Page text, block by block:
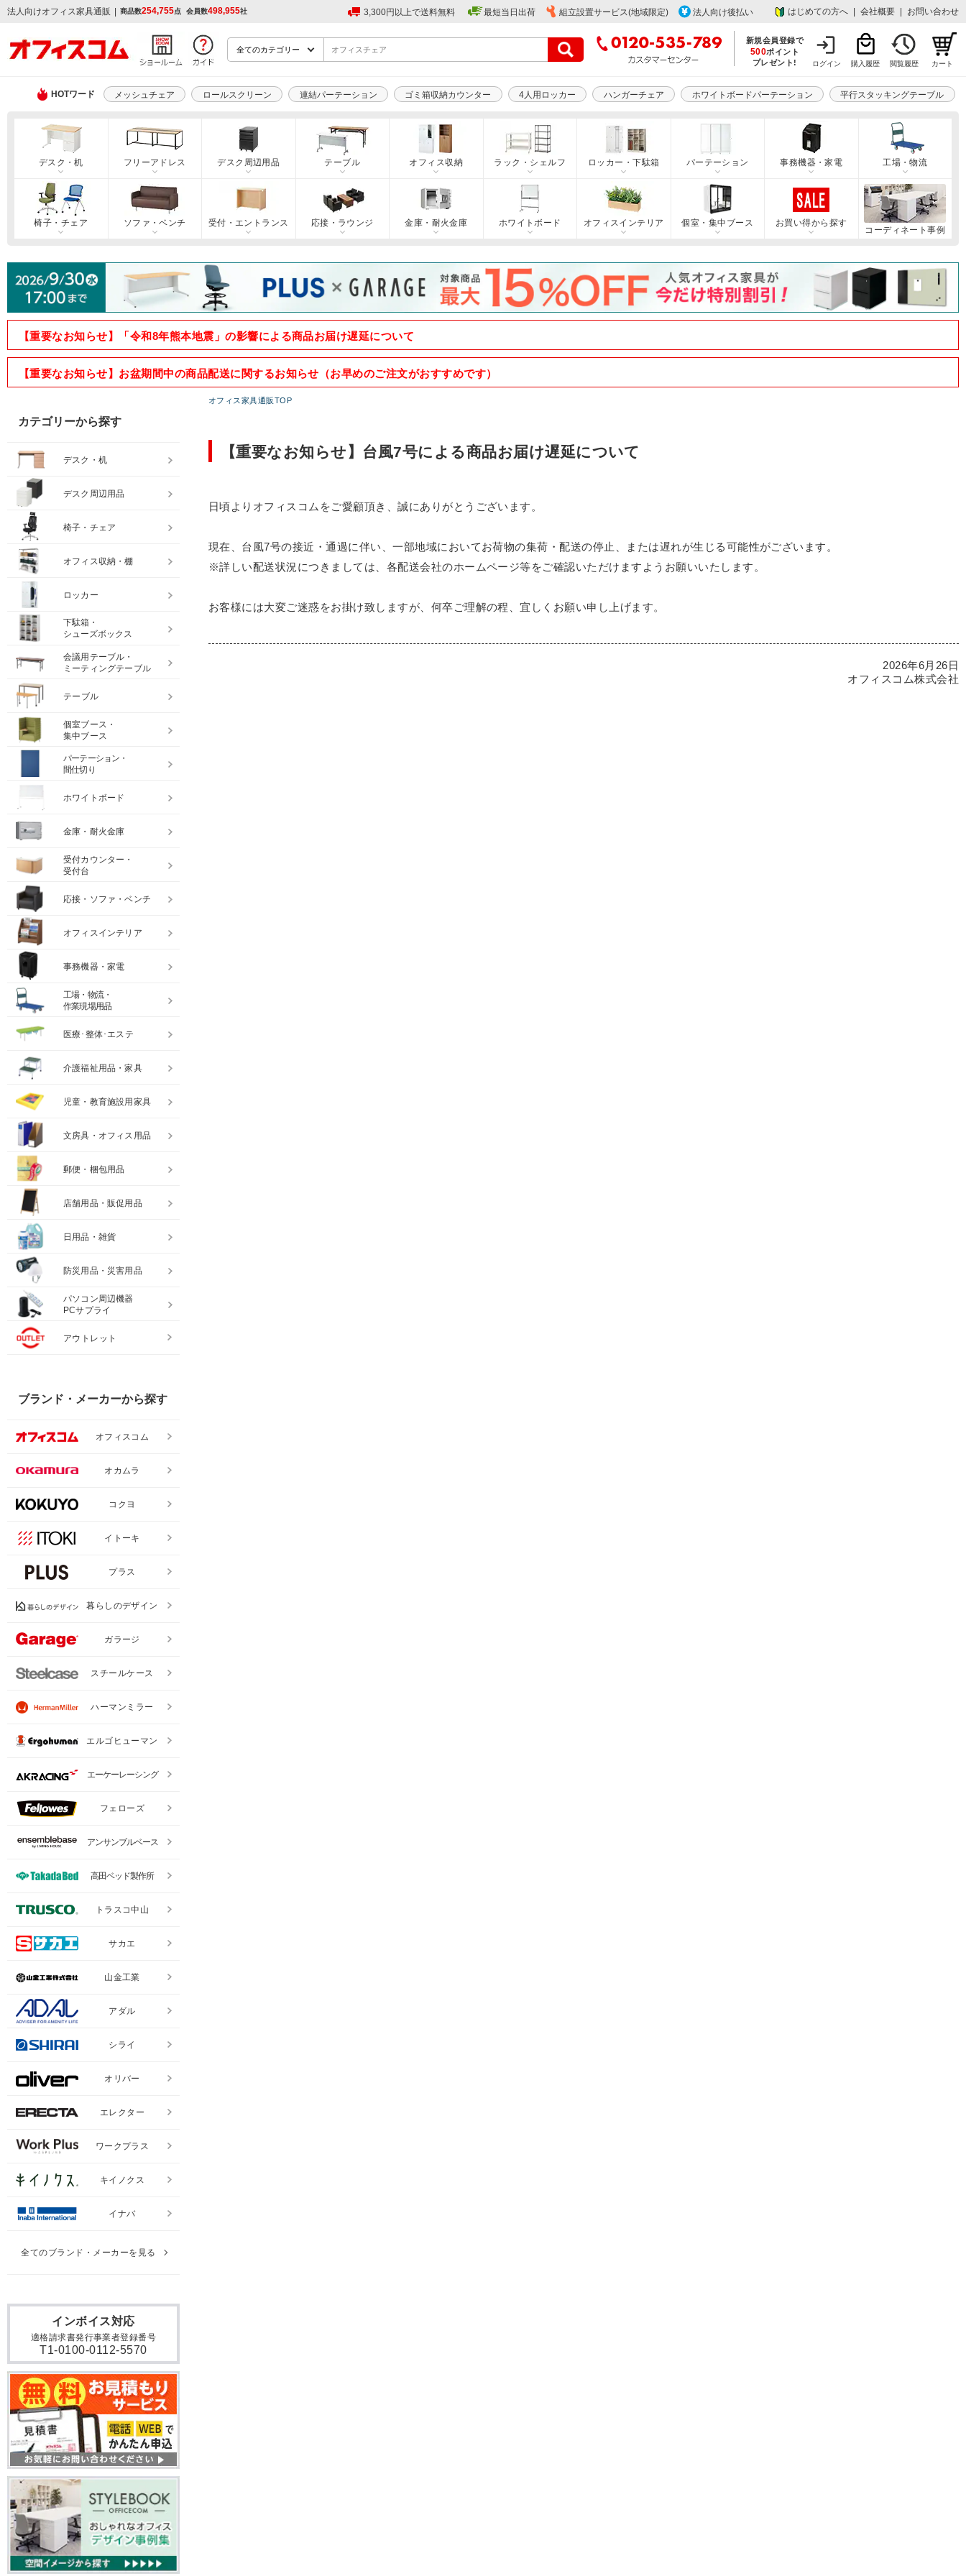
法人向けオフィス家具通販 | 商品数254,755点 会員数498,955社 3,300円以上で送料無料 最短当日出荷 組立設置サービス(地域限定) 法人向け後払い はじめての方へ 会社概要 お問い合わせ
新規会員登録で
500ポイント
プレゼント!
ログイン 購入履歴 閲覧履歴 カート
HOTワード メッシュチェア ロールスクリーン 連結パーテーション ゴミ箱収納カウンター 4人用ロッカー ハンガーチェア ホワイトボードパーテーション 平行スタッキングテーブル
デスク・机 フリーアドレス デスク周辺用品 テーブル オフィス収納 ラック・シェルフ ロッカー・下駄箱 パーテーション 事務機器・家電 工場・物流
椅子・チェア ソファ・ベンチ 受付・エントランス 応接・ラウンジ 金庫・耐火金庫 ホワイトボード オフィスインテリア 個室・集中ブース
お買い得から探す
コーディネート事例
【重要なお知らせ】「令和8年熊本地震」の影響による商品お届け遅延について
【重要なお知らせ】お盆期間中の商品配送に関するお知らせ（お早めのご注文がおすすめです）
オフィス家具通販TOP
【重要なお知らせ】台風7号による商品お届け遅延について
日頃よりオフィスコムをご愛顧頂き、誠にありがとうございます。
現在、台風7号の接近・通過に伴い、一部地域においてお荷物の集荷・配送の停止、または遅れが生じる可能性がございます。
※詳しい配送状況につきましては、各配送会社のホームページ等をご確認いただけますようお願いいたします。
お客様には大変ご迷惑をお掛け致しますが、何卒ご理解の程、宜しくお願い申し上げます。
2026年6月26日
オフィスコム株式会社
インボイス対応
適格請求書発行事業者登録番号
T1-0100-0112-5570
カテゴリーから探す
デスク・机
デスク周辺用品
椅子・チェア
オフィス収納・棚
ロッカー
下駄箱・
シューズボックス
会議用テーブル・
ミーティングテーブル
テーブル
個室ブース・
集中ブース
パーテーション・
間仕切り
ホワイトボード
金庫・耐火金庫
受付カウンター・
受付台
応接・ソファ・ベンチ
オフィスインテリア
事務機器・家電
工場・物流・
作業現場用品
医療･整体･エステ
介護福祉用品・家具
児童・教育施設用家具
文房具・オフィス用品
郵便・梱包用品
店舗用品・販促用品
日用品・雑貨
防災用品・災害用品
パソコン周辺機器
PCサプライ
アウトレット
ブランド・メーカーから探す
オフィスコム
オカムラ
コクヨ
イトーキ
プラス
暮らしのデザイン
ガラージ
スチールケース
ハーマンミラー
エルゴヒューマン
エーケーレーシング
フェローズ
アンサンブルベース
高田ベッド製作所
トラスコ中山
サカエ
山金工業
アダル
シライ
オリバー
エレクター
ワークプラス
キイノクス
イナバ
全てのブランド・メーカーを見る